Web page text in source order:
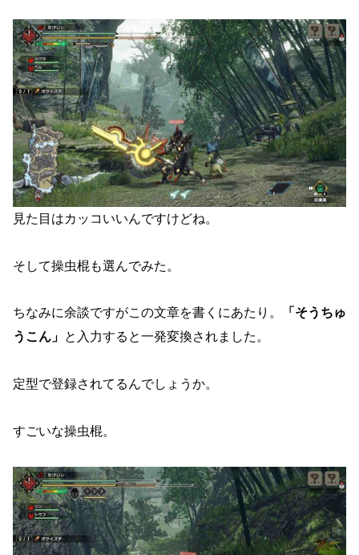
見た目はカッコいいんですけどね。
そして操虫棍も選んでみた。
ちなみに余談ですがこの文章を書くにあたり。
「そうちゅ
うこん」 と入力すると一発変換されました。
定型で登録されてるんでしょうか。
すごいな操虫棍。